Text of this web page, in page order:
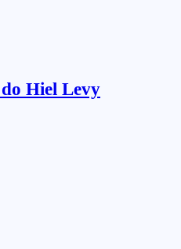
Hiel Levy